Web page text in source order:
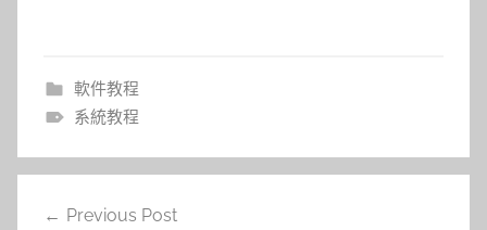
軟件教程
系統教程
Previous Post